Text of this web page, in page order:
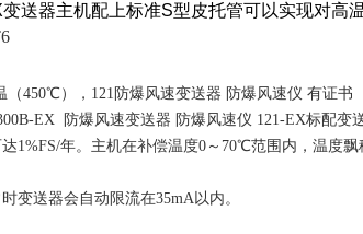
变送器主机配上标准S型皮托管可以实现对高
（450℃）， 121防爆风速变送器 防爆风速仪 有证书
EX 防爆风速变送器 防爆风速仪 121-EX标配变
1%FS/年。主机在补偿温度0～70℃范围内，温度
变送器会自动限流在35mA以内。